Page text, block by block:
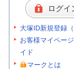
ログイ
大塚ID新規登録（
お客様マイペー
イド
マークとは